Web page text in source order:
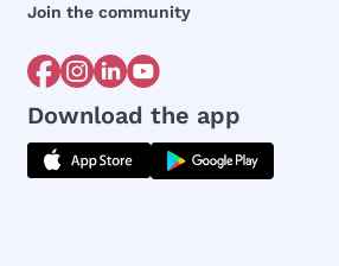
Join the community
Download the app